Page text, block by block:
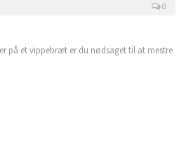
0
på et vippebræt er du nødsaget til at mestre